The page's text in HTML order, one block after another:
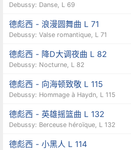
Debussy: Danse, L 69
德彪西 - 浪漫圆舞曲 L 71
Debussy: Valse romantique, L 71
德彪西 - 降D大调夜曲 L 82
Debussy: Nocturne, L 82
德彪西 - 向海顿致敬 L 115
Debussy: Hommage à Haydn, L 115
德彪西 - 英雄摇篮曲 L 132
Debussy: Berceuse héroïque, L 132
德彪西 - 小黑人 L 114